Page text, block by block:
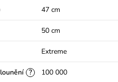
47 cm
50 cm
Extreme
? 100 000